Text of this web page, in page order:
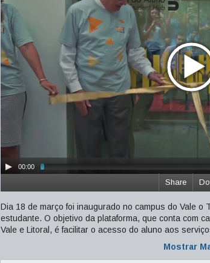
00:00
Share
Dia 18 de março foi inaugurado no campus do Vale o
estudante. O objetivo da plataforma, que conta com
Vale e Litoral, é facilitar o acesso do aluno aos
Mostrar